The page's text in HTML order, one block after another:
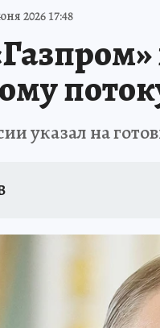
НА СЕБЕ
2026 17:48
указал на